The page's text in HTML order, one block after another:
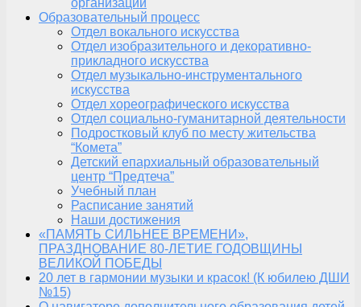
организации
Образовательный процесс
Отдел вокального искусства
Отдел изобразительного и декоративно-
прикладного искусства
Отдел музыкально-инструментального
искусства
Отдел хореографического искусства
Отдел социально-гуманитарной деятельности
Подростковый клуб по месту жительства
“Комета”
Детский епархиальный образовательный
центр “Предтеча”
Учебный план
Расписание занятий
Наши достижения
«ПАМЯТЬ СИЛЬНЕЕ ВРЕМЕНИ»,
ПРАЗДНОВАНИЕ 80-ЛЕТИЕ ГОДОВЩИНЫ
ВЕЛИКОЙ ПОБЕДЫ
20 лет в гармонии музыки и красок! (К юбилею ДШИ
№15)